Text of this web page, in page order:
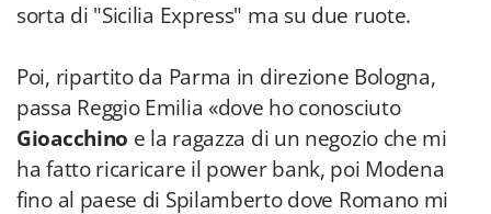
sorta di "Sicilia Express" ma su due ruote.
Poi, ripartito da Parma in direzione Bologna,
passa Reggio Emilia «dove ho conosciuto
Gioacchino e la ragazza di un negozio che mi
ha fatto ricaricare il power bank, poi Modena
fino al paese di Spilamberto dove Romano mi